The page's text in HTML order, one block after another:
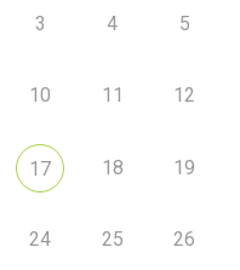
3 4 5
10 11 12
17 18 19
24 25 26